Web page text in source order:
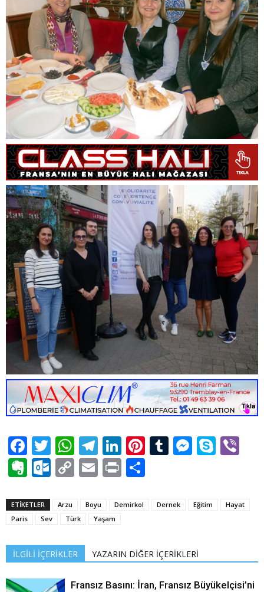
Facebook
TwitterWhatsApp
Telegram
LinkedIn
Pinterest
Tumblr
Evernote
Outlook.com
CopyEmailPrint
ETİKETLER Arzu Boyu Demirkol Dernek Eğitim
Hayat
Paris
Sev Türk Yaşam
İLGİLİ İÇERİKLER YAZARIN DİĞER İÇERİKLERİ
Fransız Basını: İran, Fransız Büyükelçisi’ni